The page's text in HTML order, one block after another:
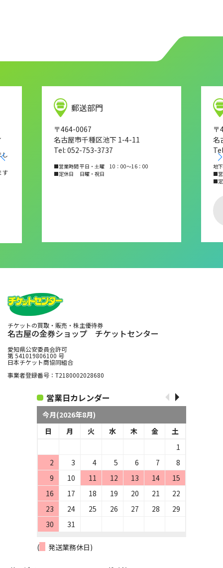
し
す
郵送部門
〒464-0067
名古屋市千種区池下 1-4-11
Tel: 052-753-3737
■営業時間 平日・土曜 10：00～16：00
■定休日 日曜・祝日
〒
名
地
■営
■
チケットの買取・販売・株主優待券
名古屋の金券ショップ チケットセンター
愛知県公安委員会許可
第 541019806100 号
日本チケット商協同組合
事業者登録番号：T2180002028680
営業日カレンダー
今月(2026年8月)
日
月 火 水 木 金
土
1
2
3 4 5 6 7
8
9
10 11 12 13 14
15
16
17 18 19 20 21
22
23
24 25 26 27 28
29
30
31
( 発送業務休日)